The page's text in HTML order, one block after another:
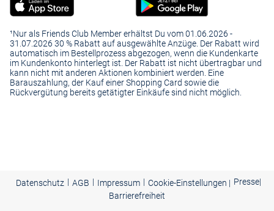
¹Nur als Friends Club Member erhältst Du vom 01.06.2026 -
31.07.2026 30 % Rabatt auf ausgewählte Anzüge. Der Rabatt wird
automatisch im Bestellprozess abgezogen, wenn die Kundenkarte
im Kundenkonto hinterlegt ist. Der Rabatt ist nicht übertragbar und
kann nicht mit anderen Aktionen kombiniert werden. Eine
Barauszahlung, der Kauf einer Shopping Card sowie die
Rückvergütung bereits getätigter Einkäufe sind nicht möglich.
Datenschutz | AGB | Impressum | Cookie-Einstellungen | Presse|
Barrierefreiheit